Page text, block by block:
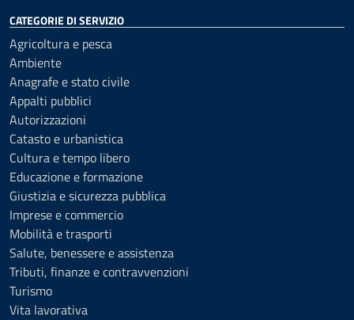
CATEGORIE DI SERVIZIO
Agricoltura e pesca
Ambiente
Anagrafe e stato civile
Appalti pubblici
Autorizzazioni
Catasto e urbanistica
Cultura e tempo libero
Educazione e formazione
Giustizia e sicurezza pubblica
Imprese e commercio
Mobilità e trasporti
Salute, benessere e assistenza
Tributi, finanze e contravvenzioni
Turismo
Vita lavorativa